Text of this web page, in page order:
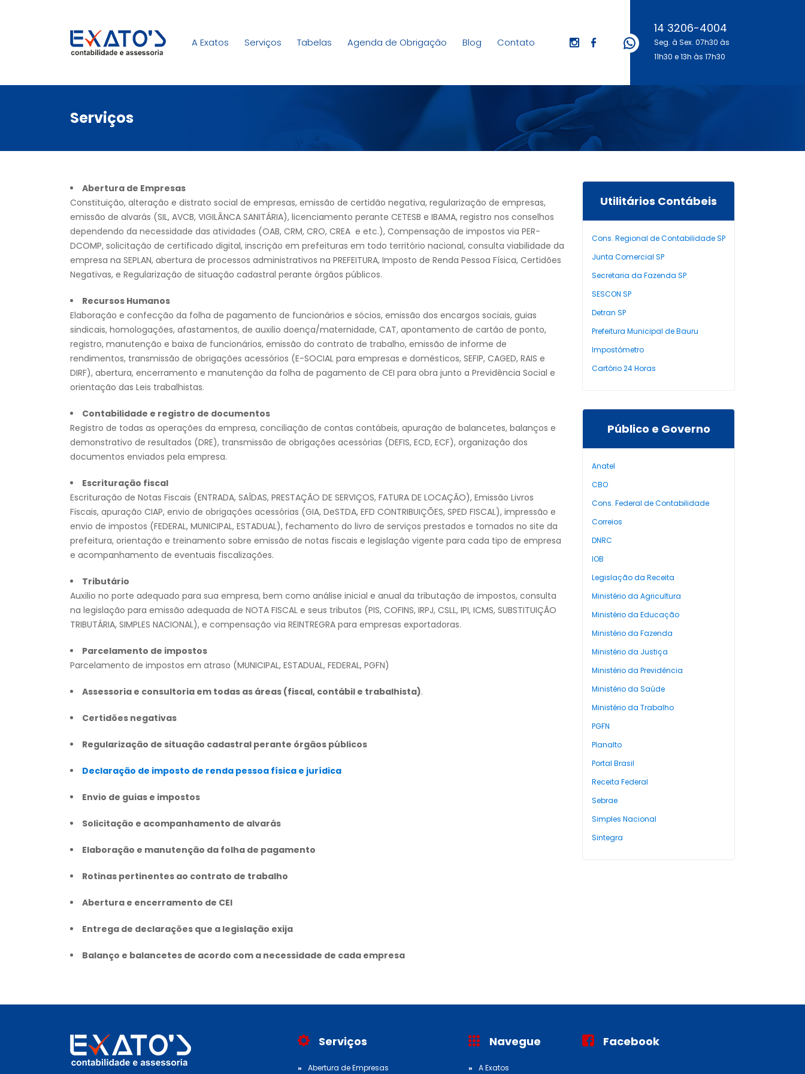
A Exatos Serviços Tabelas Agenda de Obrigação Blog Contato
14 3206-4004
Seg. à Sex. 07h30 às
11h30 e 13h às 17h30
Serviços
Abertura de Empresas
Constituição, alteração e distrato social de empresas, emissão de certidão negativa, regularização de empresas,
emissão de alvarás (SIL, AVCB, VIGILÂNCA SANITÁRIA), licenciamento perante CETESB e IBAMA, registro nos conselhos
dependendo da necessidade das atividades (OAB, CRM, CRO, CREA e etc.), Compensação de impostos via PER-
DCOMP, solicitação de certificado digital, inscrição em prefeituras em todo território nacional, consulta viabilidade da
empresa na SEPLAN, abertura de processos administrativos na PREFEITURA, Imposto de Renda Pessoa Física, Certidões
Negativas, e Regularização de situação cadastral perante órgãos públicos.
Recursos Humanos
Elaboração e confecção da folha de pagamento de funcionários e sócios, emissão dos encargos sociais, guias
sindicais, homologações, afastamentos, de auxilio doença/maternidade, CAT, apontamento de cartão de ponto,
registro, manutenção e baixa de funcionários, emissão do contrato de trabalho, emissão de informe de
rendimentos, transmissão de obrigações acessórios (E-SOCIAL para empresas e domésticos, SEFIP, CAGED, RAIS e
DIRF), abertura, encerramento e manutenção da folha de pagamento de CEI para obra junto a Previdência Social e
orientação das Leis trabalhistas.
Contabilidade e registro de documentos
Registro de todas as operações da empresa, conciliação de contas contábeis, apuração de balancetes, balanços e
demonstrativo de resultados (DRE), transmissão de obrigações acessórias (DEFIS, ECD, ECF), organização dos
documentos enviados pela empresa.
Escrituração fiscal
Escrituração de Notas Fiscais (ENTRADA, SAÍDAS, PRESTAÇÃO DE SERVIÇOS, FATURA DE LOCAÇÃO), Emissão Livros
Fiscais, apuração CIAP, envio de obrigações acessórias (GIA, DeSTDA, EFD CONTRIBUIÇÕES, SPED FISCAL), impressão e
envio de impostos (FEDERAL, MUNICIPAL, ESTADUAL), fechamento do livro de serviços prestados e tomados no site da
prefeitura, orientação e treinamento sobre emissão de notas fiscais e legislação vigente para cada tipo de empresa
e acompanhamento de eventuais fiscalizações.
Tributário
Auxilio no porte adequado para sua empresa, bem como análise inicial e anual da tributação de impostos, consulta
na legislação para emissão adequada de NOTA FISCAL e seus tributos (PIS, COFINS, IRPJ, CSLL, IPI, ICMS, SUBSTITUIÇÃO
TRIBUTÁRIA, SIMPLES NACIONAL), e compensação via REINTREGRA para empresas exportadoras.
Parcelamento de impostos
Parcelamento de impostos em atraso (MUNICIPAL, ESTADUAL, FEDERAL, PGFN)
Assessoria e consultoria em todas as áreas (fiscal, contábil e trabalhista).
Certidões negativas
Regularização de situação cadastral perante órgãos públicos
Declaração de imposto de renda pessoa física e jurídica
Envio de guias e impostos
Solicitação e acompanhamento de alvarás
Elaboração e manutenção da folha de pagamento
Rotinas pertinentes ao contrato de trabalho
Abertura e encerramento de CEI
Entrega de declarações que a legislação exija
Balanço e balancetes de acordo com a necessidade de cada empresa
Utilitários Contábeis
Cons. Regional de Contabilidade SP
Junta Comercial SP
Secretaria da Fazenda SP
SESCON SP
Detran SP
Prefeitura Municipal de Bauru
Impostômetro
Cartório 24 Horas
Público e Governo
Anatel
CBO
Cons. Federal de Contabilidade
Correios
DNRC
IOB
Legislação da Receita
Ministério da Agricultura
Ministério da Educação
Ministério da Fazenda
Ministério da Justiça
Ministério da Previdência
Ministério da Saúde
Ministério da Trabalho
PGFN
Planalto
Portal Brasil
Receita Federal
Sebrae
Simples Nacional
Sintegra
Serviços
Abertura de Empresas
Navegue
A Exatos
Facebook